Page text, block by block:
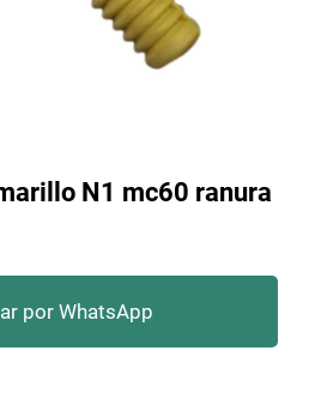
N1 mc60 ranura
por WhatsApp